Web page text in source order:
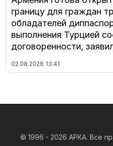
границу для граждан
обладателей
выполнения Турцией
договоренности,
02.08.2026 13:41
© 1996 - 2026 АРКА. Все